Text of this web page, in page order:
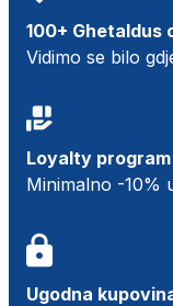
100+ Ghetaldus
Vidimo se bilo
Loyalty
Minimalno -10%
Ugodna